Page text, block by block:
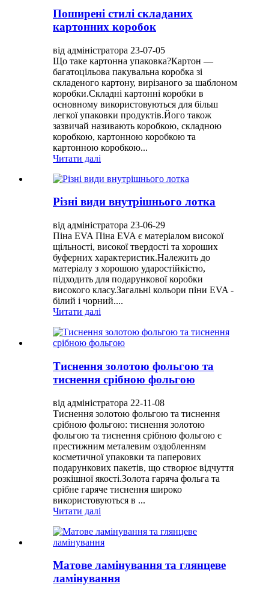
Поширені стилі складаних
картонних коробок
від адміністратора 23-07-05
Що таке картонна упаковка?Картон —
багатоцільова пакувальна коробка зі
складеного картону, вирізаного за шаблоном
коробки.Складні картонні коробки в
основному використовуються для більш
легкої упаковки продуктів.Його також
зазвичай називають коробкою, складною
коробкою, картонною коробкою та
картонною коробкою...
Читати далі
Різні види внутрішнього лотка
від адміністратора 23-06-29
Піна EVA Піна EVA є матеріалом високої
щільності, високої твердості та хороших
буферних характеристик.Належить до
матеріалу з хорошою ударостійкістю,
підходить для подарункової коробки
високого класу.Загальні кольори піни EVA -
білий і чорний....
Читати далі
Тиснення золотою фольгою та
тиснення срібною фольгою
від адміністратора 22-11-08
Тиснення золотою фольгою та тиснення
срібною фольгою: тиснення золотою
фольгою та тиснення срібною фольгою є
престижним металевим оздобленням
косметичної упаковки та паперових
подарункових пакетів, що створює відчуття
розкішної якості.Золота гаряча фольга та
срібне гаряче тиснення широко
використовуються в ...
Читати далі
Матове ламінування та глянцеве
ламінування